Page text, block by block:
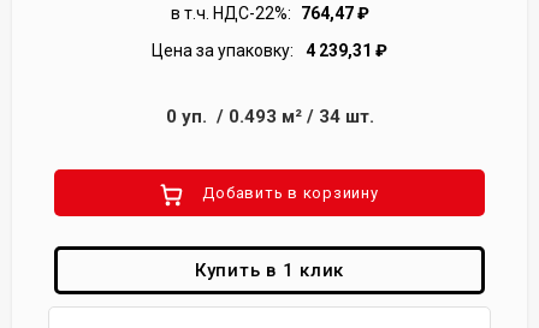
в т.ч. НДС-22%:
764,47₽
Цена за упаковку:
4 239,31 ₽
0 уп. / 0.493 м²/ 34 шт.
Добавить в корзиину
Купить в 1 клик